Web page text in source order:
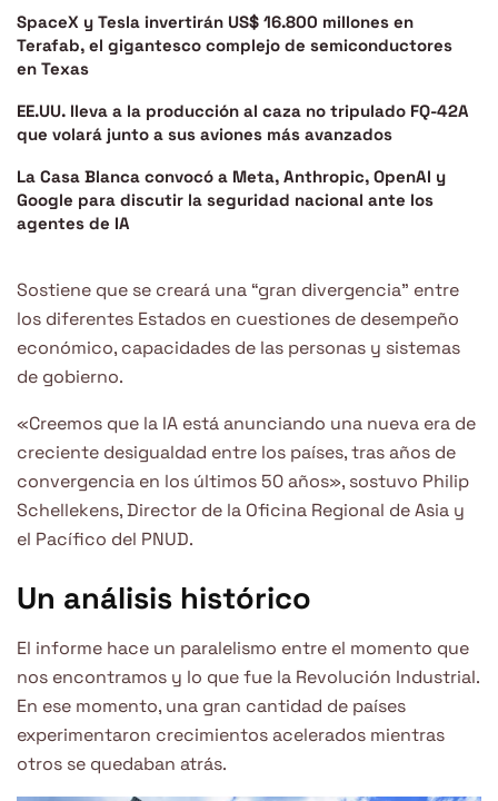
SpaceX y Tesla invertirán US$ 16.800 millones en
Terafab, el gigantesco complejo de semiconductores
en Texas
EE.UU. lleva a la producción al caza no tripulado FQ-42A
que volará junto a sus aviones más avanzados
La Casa Blanca convocó a Meta, Anthropic, OpenAI y
Google para discutir la seguridad nacional ante los
agentes de IA
Sostiene que se creará una “gran divergencia” entre
los diferentes Estados en cuestiones de desempeño
económico, capacidades de las personas y sistemas
de gobierno.
«Creemos que la IA está anunciando una nueva era de
creciente desigualdad entre los países, tras años de
convergencia en los últimos 50 años», sostuvo Philip
Schellekens, Director de la Oficina Regional de Asia y
el Pacífico del PNUD.
Un análisis histórico
El informe hace un paralelismo entre el momento que
nos encontramos y lo que fue la Revolución Industrial.
En ese momento, una gran cantidad de países
experimentaron crecimientos acelerados mientras
otros se quedaban atrás.